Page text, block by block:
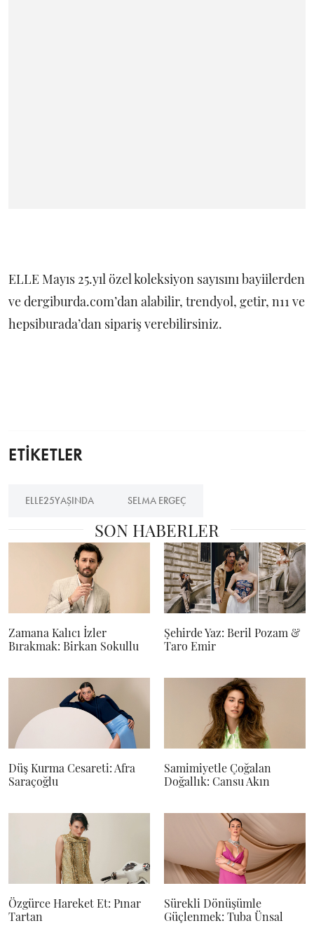
ELLE Mayıs 25.yıl özel koleksiyon sayısını bayiilerden
ve dergiburda.com’dan alabilir, trendyol, getir, n11 ve
hepsiburada’dan sipariş verebilirsiniz.
ETİKETLER
ELLE25YAŞINDA SELMA ERGEÇ
SON HABERLER
Zamana Kalıcı İzler
Bırakmak: Birkan Sokullu
Şehirde Yaz: Beril Pozam &
Taro Emir
Düş Kurma Cesareti: Afra
Saraçoğlu
Samimiyetle Çoğalan
Doğallık: Cansu Akın
Özgürce Hareket Et: Pınar
Tartan
Sürekli Dönüşümle
Güçlenmek: Tuba Ünsal